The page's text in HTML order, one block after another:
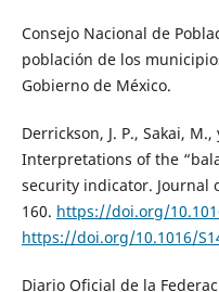
Consejo Nacional de
población de los
Gobierno de México.
Derrickson, J. P., Sakai,
Interpretations of the
security indicator. Journal
160. https://doi.org/
https://doi.org/10.1016/
Diario Oficial de la